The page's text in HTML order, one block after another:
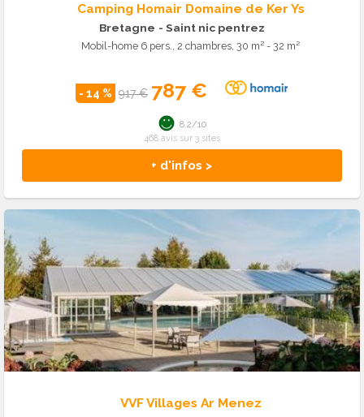
Camping Homair Domaine de Ker Ys
Bretagne - Saint nic pentrez
Mobil-home 6 pers., 2 chambres, 30 m² - 32 m²
- 14 % 917 € 787 €
+ d'infos >
8.2/10
468 avis sur 3 sites
VVF Villages Ar Menez